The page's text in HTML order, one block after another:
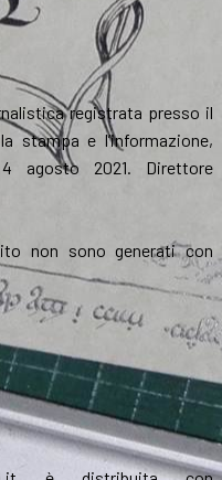
registrata presso il
stampa e l’informazione,
agosto 2021. Direttore
non sono generati con